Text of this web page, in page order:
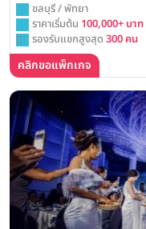
ชลบุรี / พัทยา
ราคาเริ่มต้น 100,000+ บาท
รองรับแขกสูงสุด 300 คน
คลิกขอแพ็กเกจ